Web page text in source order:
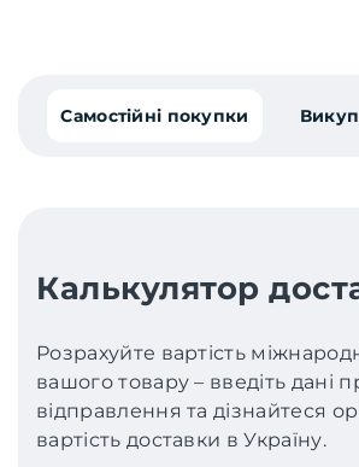
Самостійні покупки Викуп
Калькулятор
Розрахуйте вартість
вашого товару – введіть дані
відправлення та дізнайтеся
вартість доставки в Україну.